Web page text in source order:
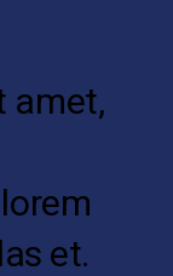
amet,
et.